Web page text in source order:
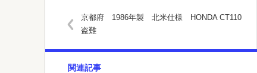
京都府 1986年製 北米仕様 HONDA CT110
盗難
関連記事